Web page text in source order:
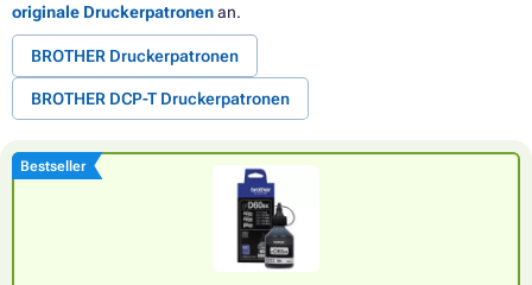
originale Druckerpatronenan.
BROTHER Druckerpatronen
BROTHER DCP-T Druckerpatronen
Bestseller